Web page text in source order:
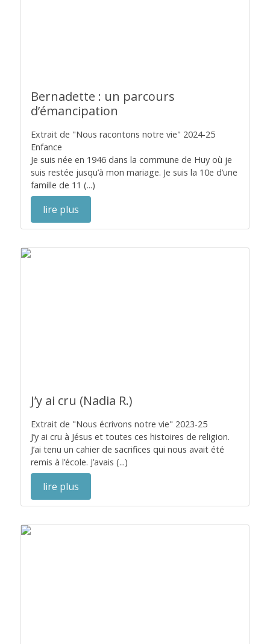
Bernadette : un parcours
d’émancipation
Extrait de "Nous racontons notre vie" 2024-25
Enfance
Je suis née en 1946 dans la commune de Huy où je
suis restée jusqu’à mon mariage. Je suis la 10e d’une
famille de 11 (...)
lire plus
J’y ai cru (Nadia R.)
Extrait de "Nous écrivons notre vie" 2023-25
J’y ai cru à Jésus et toutes ces histoires de religion.
J’ai tenu un cahier de sacrifices qui nous avait été
remis à l’école. J’avais (...)
lire plus